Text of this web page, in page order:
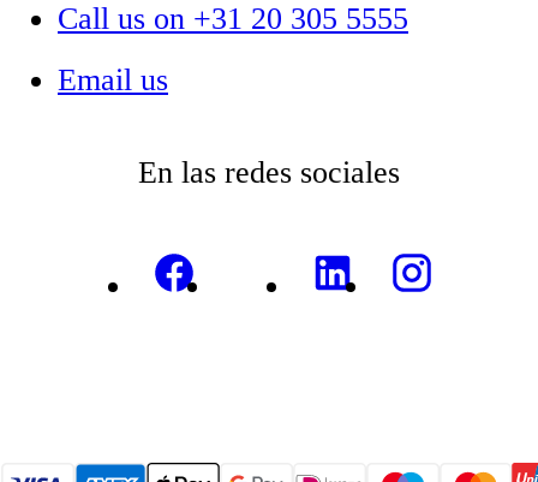
Call us on +31 20 305 5555
Email us
En las redes sociales